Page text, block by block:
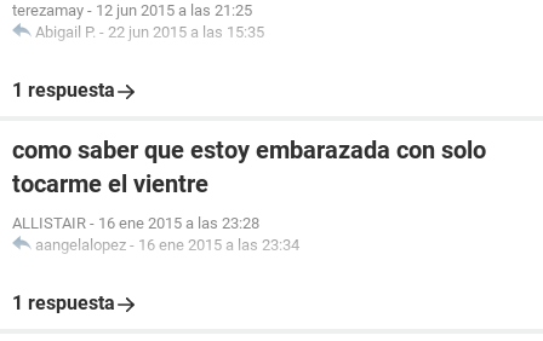
terezamay - 12 jun 2015 a las 21:25
Abigail P. - 22 jun 2015 a las 15:35
1 respuesta
como saber que estoy embarazada con solo
tocarme el vientre
ALLISTAIR - 16 ene 2015 a las 23:28
aangelalopez - 16 ene 2015 a las 23:34
1 respuesta